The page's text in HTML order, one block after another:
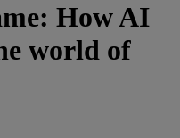
How AI
world of